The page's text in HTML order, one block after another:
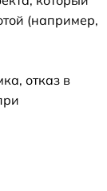
(например,
отказ в